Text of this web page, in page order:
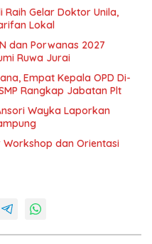
Raih Gelar Doktor Unila,
Lokal
dan Porwanas 2027
Ruwa Jurai
Empat Kepala OPD Di-
Rangkap Jabatan Plt
Wayka Laporkan
Workshop dan Orientasi